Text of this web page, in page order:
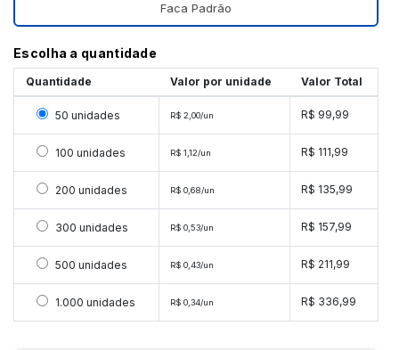
Faca Padrão
Escolha a quantidade
Quantidade Valor por unidade Valor Total
Selecionar 50 unidades
50 unidades R$ 2,00/un R$ 99,99
Selecionar 100 unidades
100 unidades R$ 1,12/un R$ 111,99
Selecionar 200 unidades
200 unidades R$ 0,68/un R$ 135,99
Selecionar 300 unidades
300 unidades R$ 0,53/un R$ 157,99
Selecionar 500 unidades
500 unidades R$ 0,43/un R$ 211,99
Selecionar 1000 unidades
1.000 unidades R$ 0,34/un R$ 336,99